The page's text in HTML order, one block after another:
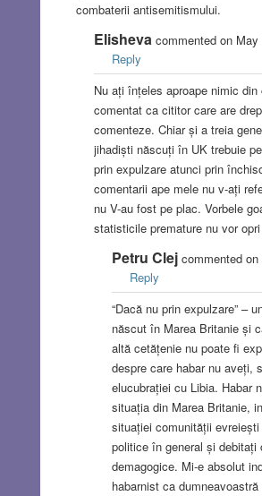
combaterii antisemitismului.
Elishevacommented on May
Reply
Nu ați înțeles aproape nimic din
comentat ca cititor care are
comenteze. Chiar și a treia
jihadiști născuți în UK trebuie
prin expulzare atunci prin
comentarii ape mele nu v-ați
nu V-au fost pe plac. Vorbele
statisticile premature nu vor
Petru Clejcommented on
Reply
“Dacă nu prin expulzare” –
născut în Marea Britanie și
altă cetățenie nu poate fi
despre care habar nu aveți,
elucubrației cu Libia. Habar
situația din Marea Britanie,
situației comunității
politice în general și debitați
demagogice. Mi-e absolut
habarnist ca